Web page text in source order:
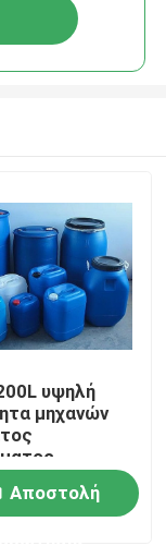
υψηλή
μηχανών
κάδων
Αποστολή